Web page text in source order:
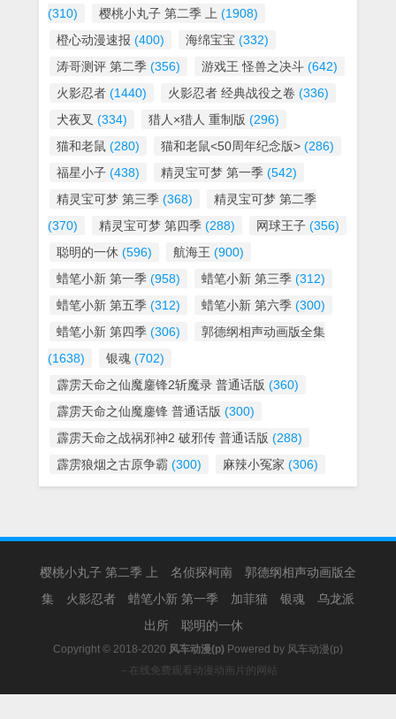
(310)
樱桃小丸子 第二季 上 (1908)
橙心动漫速报 (400) 海绵宝宝 (332)
涛哥测评 第二季 (356) 游戏王 怪兽之决斗 (642)
火影忍者 (1440) 火影忍者 经典战役之卷 (336)
犬夜叉 (334) 猎人×猎人 重制版 (296)
猫和老鼠 (280) 猫和老鼠<50周年纪念版> (286)
福星小子 (438) 精灵宝可梦 第一季 (542)
精灵宝可梦 第三季 (368)
精灵宝可梦 第二季
(370)
精灵宝可梦 第四季 (288) 网球王子 (356)
聪明的一休 (596) 航海王 (900)
蜡笔小新 第一季 (958) 蜡笔小新 第三季 (312)
蜡笔小新 第五季 (312) 蜡笔小新 第六季 (300)
蜡笔小新 第四季 (306)
郭德纲相声动画版全集
(1638)
银魂 (702)
霹雳天命之仙魔鏖锋2斩魔录 普通话版 (360)
霹雳天命之仙魔鏖锋 普通话版 (300)
霹雳天命之战祸邪神2 破邪传 普通话版 (288)
霹雳狼烟之古原争霸 (300) 麻辣小冤家 (306)
樱桃小丸子 第二季 上 名侦探柯南
郭德纲相声动画版全
集
火影忍者 蜡笔小新 第一季 加菲猫 银魂
乌龙派
出所
聪明的一休
Copyright © 2018-2020 风车动漫(p) Powered by 风车动漫(p)
－在线免费观看动漫动画片的网站